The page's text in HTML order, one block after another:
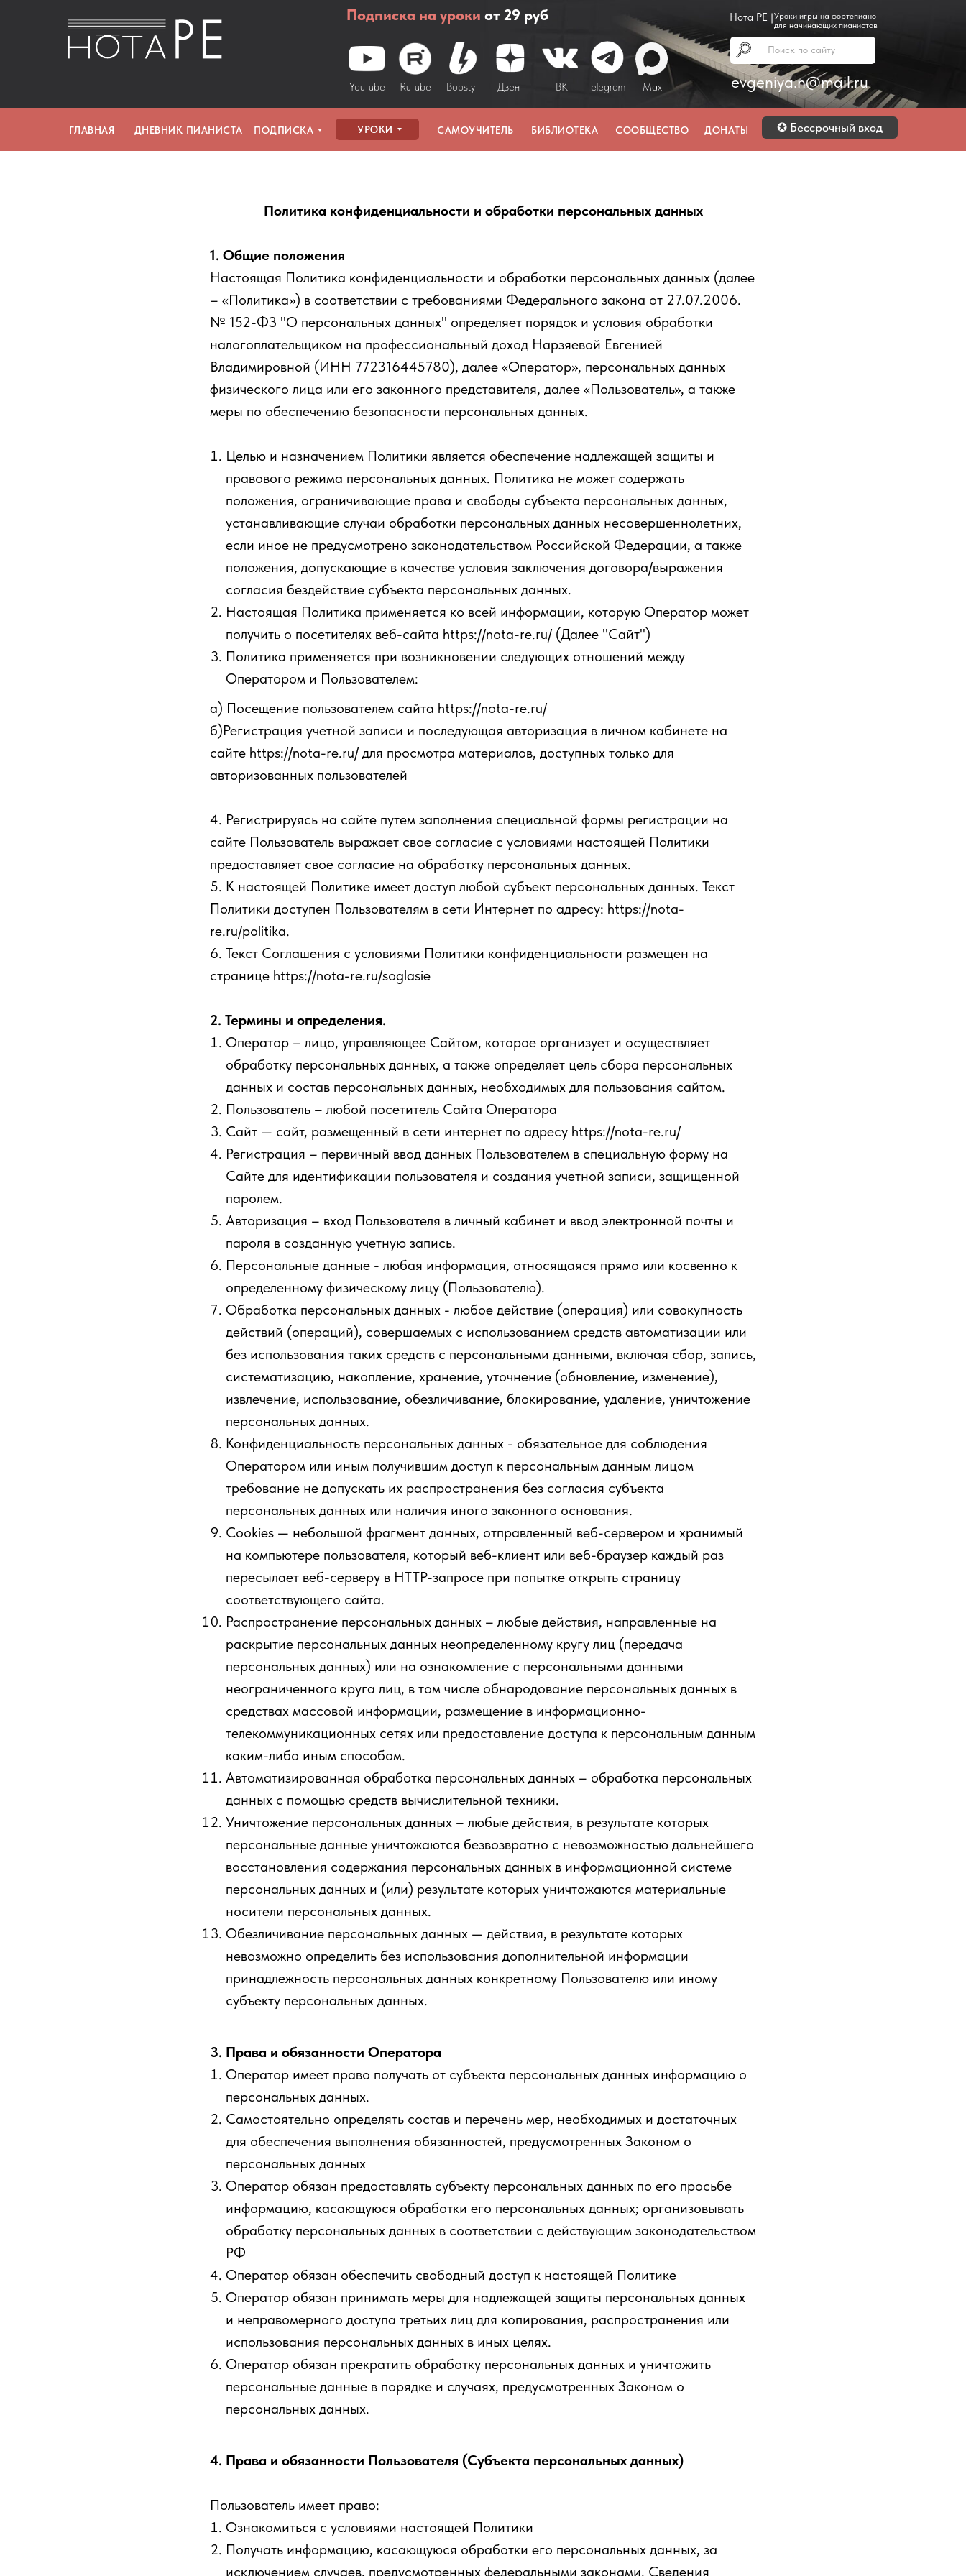
Поиск по сайту
Нота РЕ |
Подписка на уроки от 29 руб
Уроки игры на фортепиано
для начинающих пианистов
Max
Telegram
ВК
Дзен
Boosty
RuTube
YouTube evgeniya.n@mail.ru
ГЛАВНАЯ УРОКИ
ДНЕВНИК ПИАНИСТА БИБЛИОТЕКА
САМОУЧИТЕЛЬ
ПОДПИСКA ✪ Бессрочный вход
ДОНАТЫ
СООБЩЕСТВО
Политика конфиденциальности и обработки персональных данных
1. Общие положения
Настоящая Политика конфиденциальности и обработки персональных данных (далее
– «Политика») в соответствии с требованиями Федерального закона от 27.07.2006.
№ 152-ФЗ "О персональных данных" определяет порядок и условия обработки
налогоплательщиком на профессиональный доход Нарзяевой Евгенией
Владимировной (ИНН 772316445780), далее «Оператор», персональных данных
физического лица или его законного представителя, далее «Пользователь», а также
меры по обеспечению безопасности персональных данных.
Целью и назначением Политики является обеспечение надлежащей защиты и
правового режима персональных данных. Политика не может содержать
положения, ограничивающие права и свободы субъекта персональных данных,
устанавливающие случаи обработки персональных данных несовершеннолетних,
если иное не предусмотрено законодательством Российской Федерации, а также
положения, допускающие в качестве условия заключения договора/выражения
согласия бездействие субъекта персональных данных.
Настоящая Политика применяется ко всей информации, которую Оператор может
получить о посетителях веб-сайта https://nota-re.ru/ (Далее "Сайт")
Политика применяется при возникновении следующих отношений между
Оператором и Пользователем:
а) Посещение пользователем сайта https://nota-re.ru/
б)Регистрация учетной записи и последующая авторизация в личном кабинете на
сайте https://nota-re.ru/ для просмотра материалов, доступных только для
авторизованных пользователей
4. Регистрируясь на сайте путем заполнения специальной формы регистрации на
сайте Пользователь выражает свое согласие с условиями настоящей Политики
предоставляет свое согласие на обработку персональных данных.
5. К настоящей Политике имеет доступ любой субъект персональных данных. Текст
Политики доступен Пользователям в сети Интернет по адресу: https://nota-
re.ru/politika.
6. Текст Соглашения с условиями Политики конфиденциальности размещен на
странице https://nota-re.ru/soglasie
2. Термины и определения.
Оператор – лицо, управляющее Сайтом, которое организует и осуществляет
обработку персональных данных, а также определяет цель сбора персональных
данных и состав персональных данных, необходимых для пользования сайтом.
Пользователь – любой посетитель Сайта Оператора
Сайт — сайт, размещенный в сети интернет по адресу https://nota-re.ru/
Регистрация – первичный ввод данных Пользователем в специальную форму на
Сайте для идентификации пользователя и создания учетной записи, защищенной
паролем.
Авторизация – вход Пользователя в личный кабинет и ввод электронной почты и
пароля в созданную учетную запись.
Персональные данные - любая информация, относящаяся прямо или косвенно к
определенному физическому лицу (Пользователю).
Обработка персональных данных - любое действие (операция) или совокупность
действий (операций), совершаемых с использованием средств автоматизации или
без использования таких средств с персональными данными, включая сбор, запись,
систематизацию, накопление, хранение, уточнение (обновление, изменение),
извлечение, использование, обезличивание, блокирование, удаление, уничтожение
персональных данных.
Конфиденциальность персональных данных - обязательное для соблюдения
Оператором или иным получившим доступ к персональным данным лицом
требование не допускать их распространения без согласия субъекта
персональных данных или наличия иного законного основания.
Cookies — небольшой фрагмент данных, отправленный веб-сервером и хранимый
на компьютере пользователя, который веб-клиент или веб-браузер каждый раз
пересылает веб-серверу в HTTP-запросе при попытке открыть страницу
соответствующего сайта.
Распространение персональных данных – любые действия, направленные на
раскрытие персональных данных неопределенному кругу лиц (передача
персональных данных) или на ознакомление с персональными данными
неограниченного круга лиц, в том числе обнародование персональных данных в
средствах массовой информации, размещение в информационно-
телекоммуникационных сетях или предоставление доступа к персональным данным
каким-либо иным способом.
Автоматизированная обработка персональных данных – обработка персональных
данных с помощью средств вычислительной техники.
Уничтожение персональных данных – любые действия, в результате которых
персональные данные уничтожаются безвозвратно с невозможностью дальнейшего
восстановления содержания персональных данных в информационной системе
персональных данных и (или) результате которых уничтожаются материальные
носители персональных данных.
Обезличивание персональных данных — действия, в результате которых
невозможно определить без использования дополнительной информации
принадлежность персональных данных конкретному Пользователю или иному
субъекту персональных данных.
3. Права и обязанности Оператора
Оператор имеет право получать от субъекта персональных данных информацию о
персональных данных.
Самостоятельно определять состав и перечень мер, необходимых и достаточных
для обеспечения выполнения обязанностей, предусмотренных Законом о
персональных данных
Оператор обязан предоставлять субъекту персональных данных по его просьбе
информацию, касающуюся обработки его персональных данных; организовывать
обработку персональных данных в соответствии с действующим законодательством
РФ
Оператор обязан обеспечить свободный доступ к настоящей Политике
Оператор обязан принимать меры для надлежащей защиты персональных данных
и неправомерного доступа третьих лиц для копирования, распространения или
использования персональных данных в иных целях.
Оператор обязан прекратить обработку персональных данных и уничтожить
персональные данные в порядке и случаях, предусмотренных Законом о
персональных данных.
4. Права и обязанности Пользователя (Субъекта персональных данных)
Пользователь имеет право:
Ознакомиться с условиями настоящей Политики
Получать информацию, касающуюся обработки его персональных данных, за
исключением случаев, предусмотренных федеральными законами. Сведения